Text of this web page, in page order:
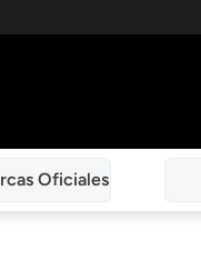
Oficiales